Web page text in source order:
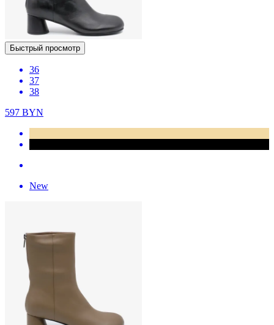
Быстрый просмотр
36
37
38
597 BYN
New